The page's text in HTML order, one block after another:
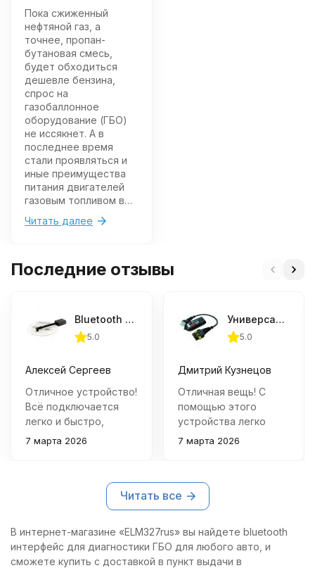
оборудование
Пока сжиженный
нефтяной газ, а
точнее, пропан-
бутановая смесь,
будет обходиться
дешевле бензина,
спрос на
газобаллонное
оборудование (ГБО)
не иссякнет. А в
последнее время
стали проявляться и
иные преимущества
питания двигателей
газовым топливом в
Читать далее
Последние отзывы
Bluetooth интерфейс для диагностики ГБО №1
5.0
Алексей Сергеев
Отличное устройство!
Всё подключается
легко и быстро,
программы понятны
работу ГБО прямо со
7 марта 2026
Универсальный Bluetooth-интерфейс для ГБО 10 в 1
5.0
Дмитрий Кузнецов
Отличная вещь! С
помощью этого
устройства легко
настраиваю газовое
производителей –
быстро, удобно и без
лишних хлопот.
высокое, все разъемы
надежные.
7 марта 2026
Читать все
В интернет-магазине «ELM327rus» вы найдете bluetooth
интерфейс для диагностики ГБО для любого авто, и
сможете купить с доставкой в пункт выдачи в